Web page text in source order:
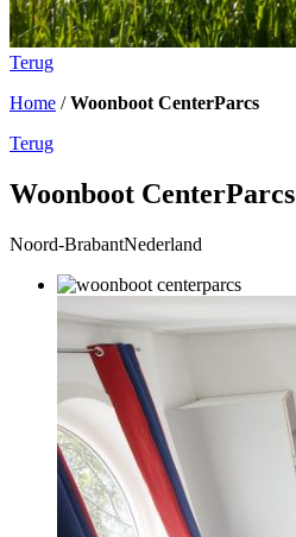
Terug
Home /Woonboot CenterParcs
Terug
Woonboot CenterParcs
Noord-BrabantNederland